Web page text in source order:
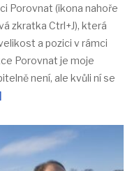
Porovnat (ikona nahoře
zkratka Ctrl+J), která
a pozici v rámci
Porovnat je moje
není, ale kvůli ní se